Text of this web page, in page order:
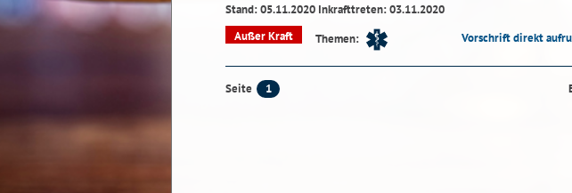
Stand: 05.11.2020 Inkrafttreten: 03.11.2020
Außer Kraft
Themen: Vorschrift direkt
Seite 1